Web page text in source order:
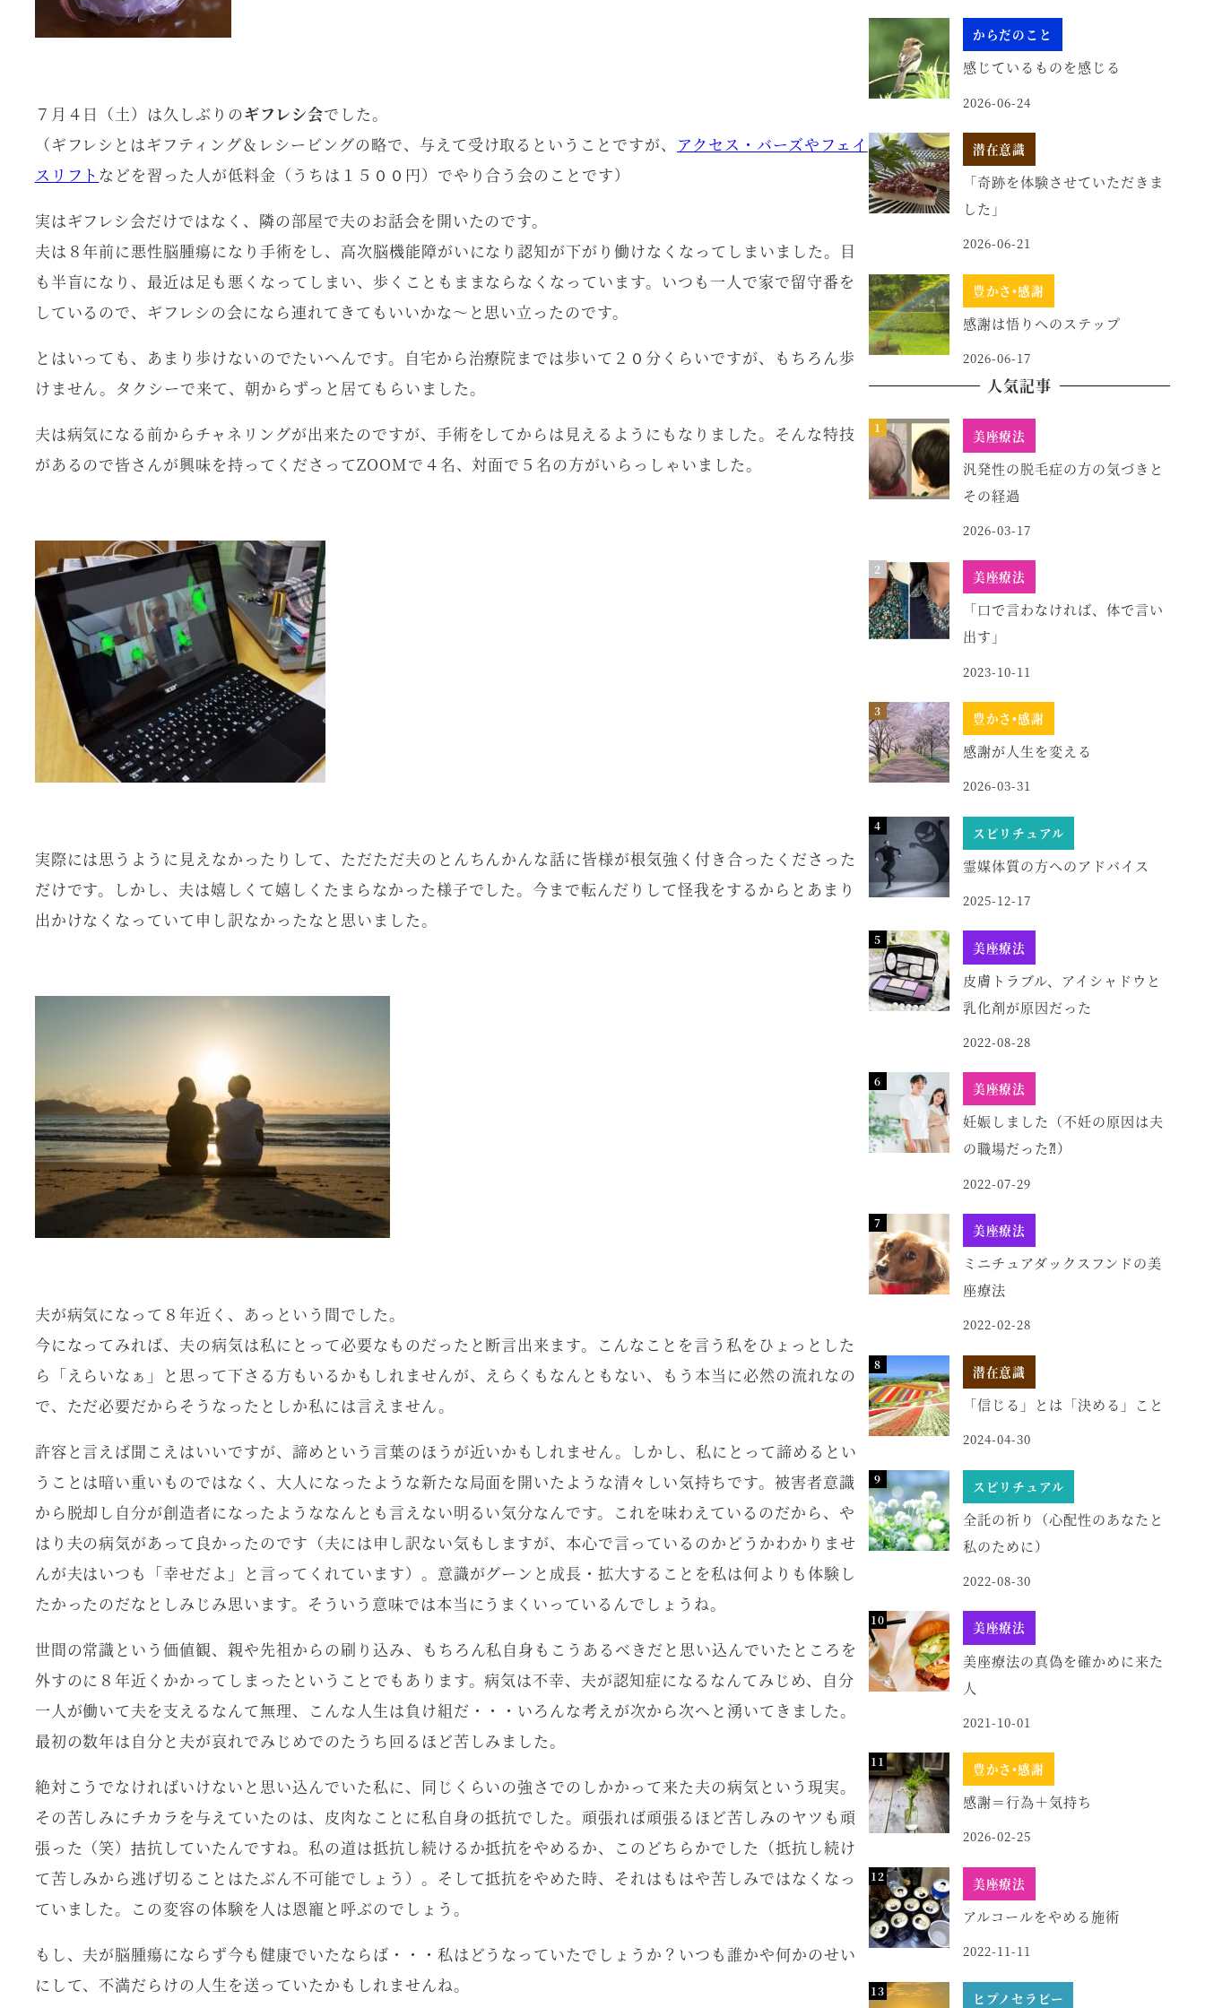
７月４日（土）は久しぶりのギフレシ会でした。
（ギフレシとはギフティング＆ レシービングの略で、与えて受け取るということですが、 アクセス・バーズやフェイ
スリフト などを習った人が低料金（うちは１５００円）でやり合う会のことです）
実はギフレシ会だけではなく、隣の部屋で夫のお話会を開いたのです。
夫は８年前に悪性脳腫瘍になり手術をし、高次脳機能障がいになり認知が下がり働けなくなってしまいました。目
も半盲になり、最近は足も悪くなってしまい、歩くこともままならなくなっています。いつも一人で家で留守番を
しているので、ギフレシの会になら連れてきてもいいかな～と思い立ったのです。
とはいっても、あまり歩けないのでたいへんです。自宅から治療院までは歩いて２０分くらいですが、もちろん歩
けません。タクシーで来て、朝からずっと居てもらいました。
夫は病気になる前からチャネリングが出来たのですが、手術をしてからは見えるようにもなりました。そんな特技
があるので皆さんが興味を持ってくださってZOOMで４名、対面で５名の方がいらっしゃいました。
実際には思うように見えなかったりして、ただただ夫のとんちんかんな話に皆様が根気強く付き合ったくださった
だけです。しかし、夫は嬉しくて嬉しくたまらなかった様子でした。今まで転んだりして怪我をするからとあまり
出かけなくなっていて申し訳なかったなと思いました。
夫が病気になって８年近く、あっという間でした。
今になってみれば、夫の病気は私にとって必要なものだったと断言出来ます。こんなことを言う私をひょっとした
ら「えらいなぁ」と思って下さる方もいるかもしれませんが、えらくもなんともない、もう本当に必然の流れなの
で、ただ必要だからそうなったとしか私には言えません。
許容と言えば聞こえはいいですが、諦めという言葉のほうが近いかもしれません。しかし、私にとって諦めるとい
うことは暗い重いものではなく、大人になったような新たな局面を開いたような清々しい気持ちです。被害者意識
から脱却し自分が創造者になったようななんとも言えない明るい気分なんです。これを味わえているのだから、や
はり夫の病気があって良かったのです（夫には申し訳ない気もしますが、本心で言っているのかどうかわかりませ
んが夫はいつも「幸せだよ」と言ってくれています）。意識がグーンと成長・拡大することを私は何よりも体験し
たかったのだなとしみじみ思います。そういう意味では本当にうまくいっているんでしょうね。
世間の常識という価値観、親や先祖からの刷り込み、もちろん私自身もこうあるべきだと思い込んでいたところを
外すのに８年近くかかってしまったということでもあります。病気は不幸、夫が認知症になるなんてみじめ、自分
一人が働いて夫を支えるなんて無理、こんな人生は負け組だ・・・いろんな考えが次から次へと湧いてきました。
最初の数年は自分と夫が哀れでみじめでのたうち回るほど苦しみました。
絶対こうでなければいけないと思い込んでいた私に、同じくらいの強さでのしかかって来た夫の病気という現実。
その苦しみにチカラを与えていたのは、皮肉なことに私自身の抵抗でした。頑張れば頑張るほど苦しみのヤツも頑
張った（笑）拮抗していたんですね。私の道は抵抗し続けるか抵抗をやめるか、このどちらかでした（抵抗し続け
て苦しみから逃げ切ることはたぶん不可能でしょう）。そして抵抗をやめた時、それはもはや苦しみではなくなっ
ていました。この変容の体験を人は恩寵と呼ぶのでしょう。
もし、夫が脳腫瘍にならず今も健康でいたならば・・・私はどうなっていたでしょうか？いつも誰かや何かのせい
にして、不満だらけの人生を送っていたかもしれませんね。
からだのこと
感じているものを感じる
2026-06-24
潜在意識
「奇跡を体験させていただきま
した」
2026-06-21
豊かさ•感謝
感謝は悟りへのステップ
2026-06-17
人気記事
美座療法
汎発性の脱毛症の方の気づきと
その経過
2026-03-17
美座療法
「口で言わなければ、体で言い
出す」
2023-10-11
豊かさ•感謝
感謝が人生を変える
2026-03-31
スピリチュアル
霊媒体質の方へのアドバイス
2025-12-17
美座療法
皮膚トラブル、アイシャドウと
乳化剤が原因だった
2022-08-28
美座療法
妊娠しました（不妊の原因は夫
の職場だった⁈）
2022-07-29
美座療法
ミニチュアダックスフンドの美
座療法
2022-02-28
潜在意識
「信じる」とは「決める」こと
2024-04-30
スピリチュアル
全託の祈り（心配性のあなたと
私のために）
2022-08-30
美座療法
美座療法の真偽を確かめに来た
人
2021-10-01
豊かさ•感謝
感謝＝行為＋気持ち
2026-02-25
美座療法
アルコールをやめる施術
2022-11-11
ヒプノセラピー